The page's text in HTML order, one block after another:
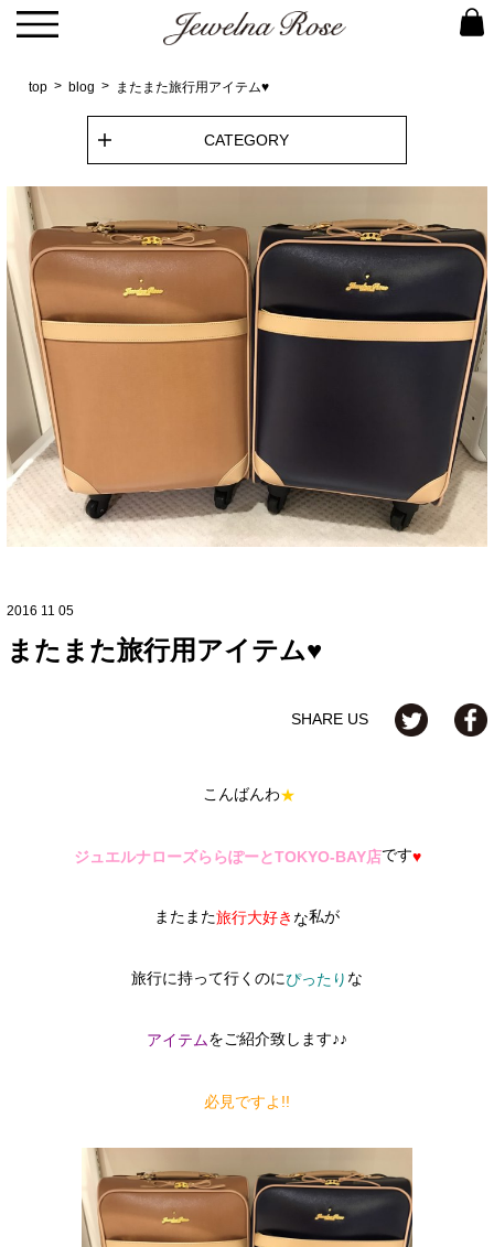
top blog またまた旅行用アイテム♥
CATEGORY
2016 11 05
またまた旅行用アイテム♥
SHARE US
こんばんわ★
ジュエルナローズららぽーとTOKYO-BAY店です♥
またまた旅行大好き な私が
旅行に持って行くのにぴったり な
アイテムをご紹介致します♪♪
必見ですよ!!